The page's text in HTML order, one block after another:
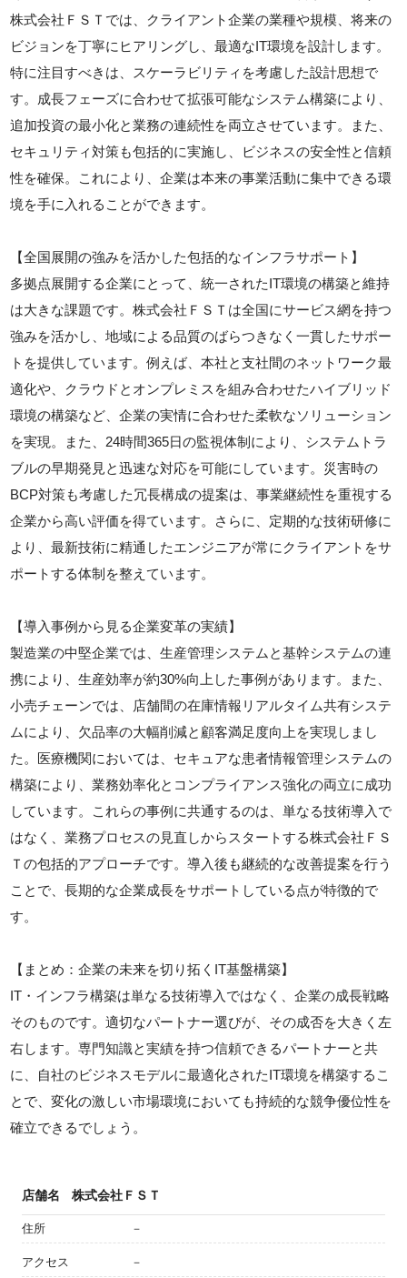
株式会社ＦＳＴでは、クライアント企業の業種や規模、将来の
ビジョンを丁寧にヒアリングし、最適なIT環境を設計します。
特に注目すべきは、スケーラビリティを考慮した設計思想で
す。成長フェーズに合わせて拡張可能なシステム構築により、
追加投資の最小化と業務の連続性を両立させています。また、
セキュリティ対策も包括的に実施し、ビジネスの安全性と信頼
性を確保。これにより、企業は本来の事業活動に集中できる環
境を手に入れることができます。
【全国展開の強みを活かした包括的なインフラサポート】
多拠点展開する企業にとって、統一されたIT環境の構築と維持
は大きな課題です。株式会社ＦＳＴは全国にサービス網を持つ
強みを活かし、地域による品質のばらつきなく一貫したサポー
トを提供しています。例えば、本社と支社間のネットワーク最
適化や、クラウドとオンプレミスを組み合わせたハイブリッド
環境の構築など、企業の実情に合わせた柔軟なソリューション
を実現。また、24時間365日の監視体制により、システムトラ
ブルの早期発見と迅速な対応を可能にしています。災害時の
BCP対策も考慮した冗長構成の提案は、事業継続性を重視する
企業から高い評価を得ています。さらに、定期的な技術研修に
より、最新技術に精通したエンジニアが常にクライアントをサ
ポートする体制を整えています。
【導入事例から見る企業変革の実績】
製造業の中堅企業では、生産管理システムと基幹システムの連
携により、生産効率が約30%向上した事例があります。また、
小売チェーンでは、店舗間の在庫情報リアルタイム共有システ
ムにより、欠品率の大幅削減と顧客満足度向上を実現しまし
た。医療機関においては、セキュアな患者情報管理システムの
構築により、業務効率化とコンプライアンス強化の両立に成功
しています。これらの事例に共通するのは、単なる技術導入で
はなく、業務プロセスの見直しからスタートする株式会社ＦＳ
Ｔの包括的アプローチです。導入後も継続的な改善提案を行う
ことで、長期的な企業成長をサポートしている点が特徴的で
す。
【まとめ：企業の未来を切り拓くIT基盤構築】
IT・インフラ構築は単なる技術導入ではなく、企業の成長戦略
そのものです。適切なパートナー選びが、その成否を大きく左
右します。専門知識と実績を持つ信頼できるパートナーと共
に、自社のビジネスモデルに最適化されたIT環境を構築するこ
とで、変化の激しい市場環境においても持続的な競争優位性を
確立できるでしょう。
店舗名 株式会社ＦＳＴ
住所 －
アクセス －